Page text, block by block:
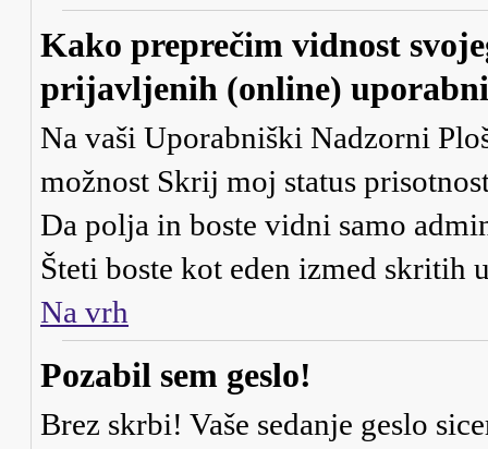
Kako preprečim vidnost
prijavljenih (online)
Na vaši Uporabniški Nadzorni
možnost Skrij moj status
Da polja in boste vidni samo
Šteti boste kot eden izmed skritih
Na vrh
Pozabil sem geslo!
Brez skrbi! Vaše sedanje geslo